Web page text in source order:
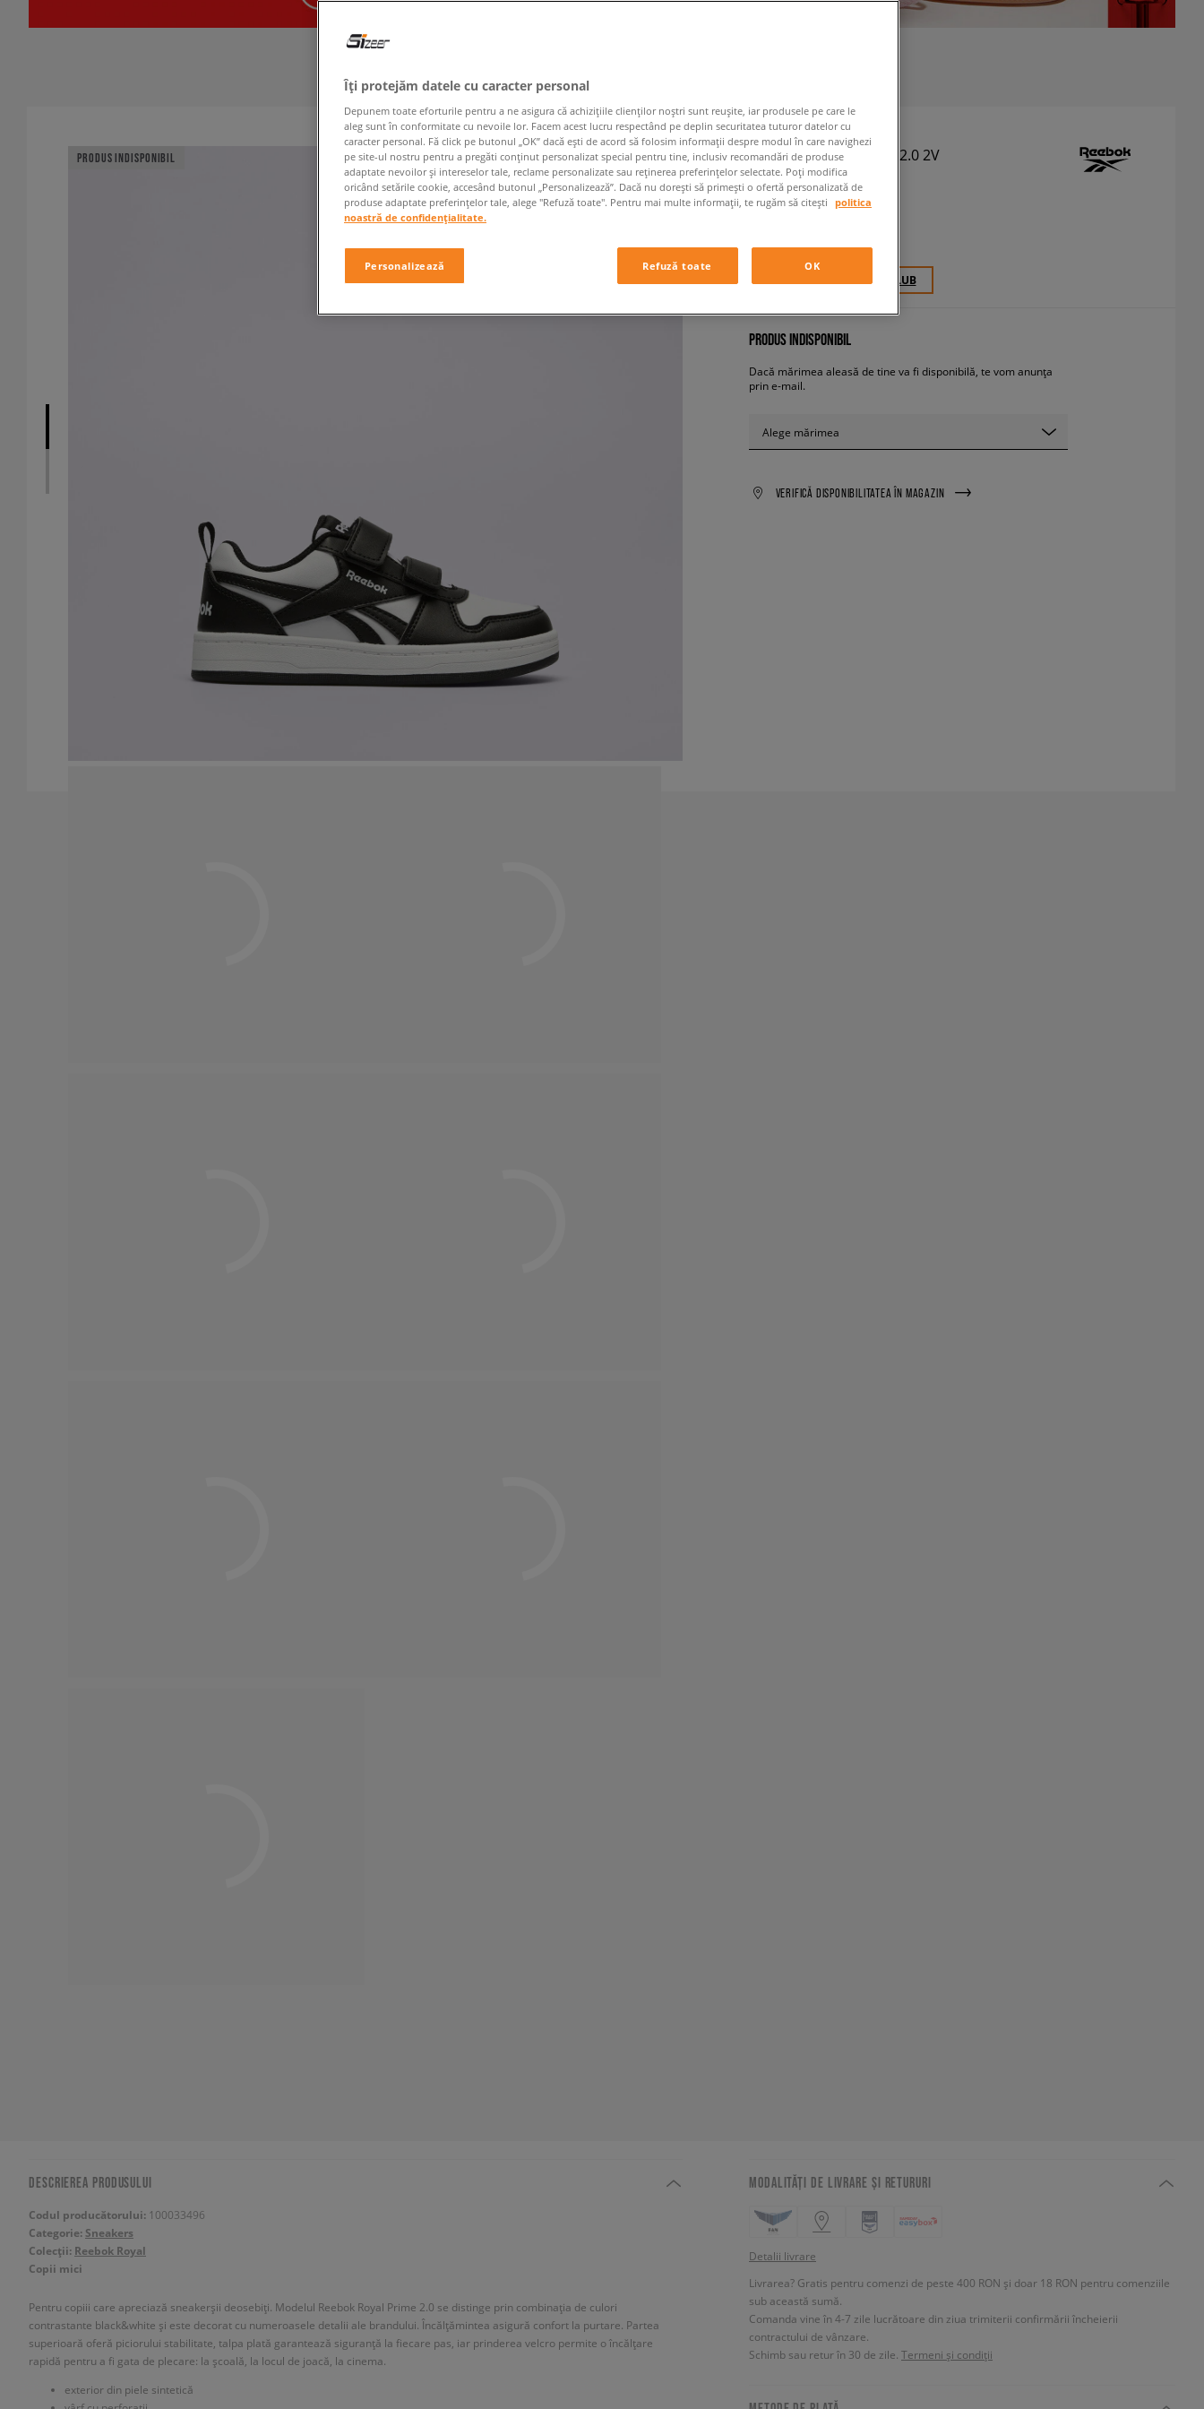
PRODUS INDISPONIBIL REEBOK ROYAL PRIME 2.0 2V
copii, sneakers
SIZEERCLUB
PRODUS INDISPONIBIL
Dacă mărimea aleasă de tine va fi disponibilă, te vom anunța
prin e-mail.
Alege mărimea
VERIFICĂ DISPONIBILITATEA ÎN MAGAZIN
DESCRIEREA PRODUSULUI
Codul producătorului: 100033496
Categorie: Sneakers
Colecții: Reebok Royal
Copii mici
Pentru copiii care apreciază sneakerșii deosebiți. Modelul Reebok Royal Prime 2.0 se distinge prin combinația de culori
contrastante black&white și este decorat cu numeroasele detalii ale brandului. Încălțămintea asigură confort la purtare. Partea
superioară oferă piciorului stabilitate, talpa plată garantează siguranță la fiecare pas, iar prinderea velcro permite o încălțare
rapidă pentru a fi gata de plecare: la școală, la locul de joacă, la cinema.
exterior din piele sintetică
MODALITĂȚI DE LIVRARE ȘI RETURURI
Detalii livrare
Livrarea? Gratis pentru comenzi de peste 400 RON și doar 18 RON pentru comenziile
sub această sumă.
Comanda vine în 4-7 zile lucrătoare din ziua trimiterii confirmării încheierii
contractului de vânzare.
Schimb sau retur în 30 de zile. Termeni și condiții
Îți protejăm datele cu caracter personal
Depunem toate eforturile pentru a ne asigura că achizițiile clienților noștri sunt reușite, iar produsele pe care le
aleg sunt în conformitate cu nevoile lor. Facem acest lucru respectând pe deplin securitatea tuturor datelor cu
caracter personal. Fă click pe butonul „OK” dacă ești de acord să folosim informații despre modul în care navighezi
pe site-ul nostru pentru a pregăti conținut personalizat special pentru tine, inclusiv recomandări de produse
adaptate nevoilor și intereselor tale, reclame personalizate sau reținerea preferințelor selectate. Poți modifica
oricând setările cookie, accesând butonul „Personalizează”. Dacă nu dorești să primești o ofertă personalizată de
produse adaptate preferințelor tale, alege "Refuză toate". Pentru mai multe informații, te rugăm să citești politica
noastră de confidențialitate.
Personalizează Refuză toate OK